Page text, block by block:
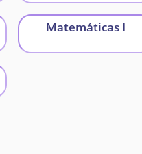
Matemáticas I